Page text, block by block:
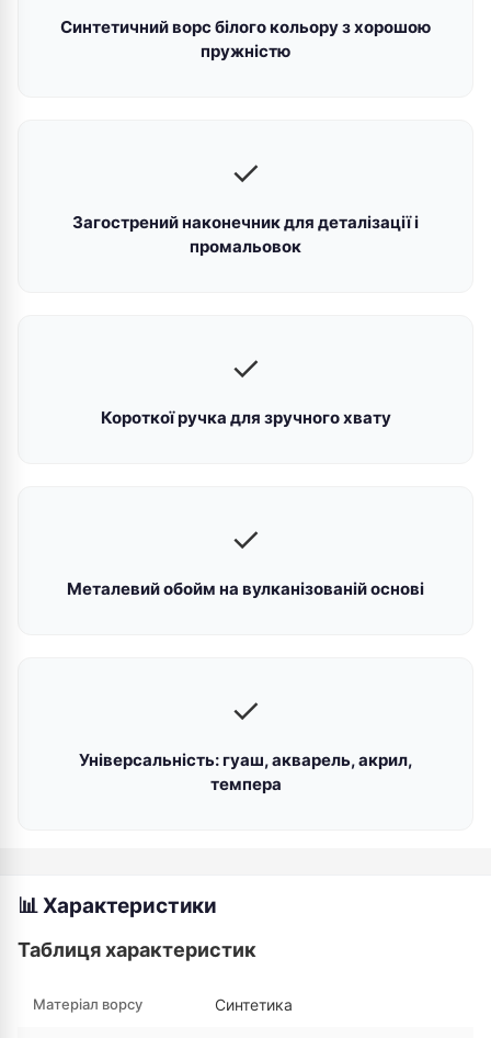
Синтетичний ворс білого кольору з хорошою
пружністю
✓
Загострений наконечник для деталізації і
промальовок
✓
Короткої ручка для зручного хвату
✓
Металевий обойм на вулканізованій основі
✓
Універсальність: гуаш, акварель, акрил,
темпера
📊 Характеристики
Таблиця характеристик
Матеріал ворсу Синтетика